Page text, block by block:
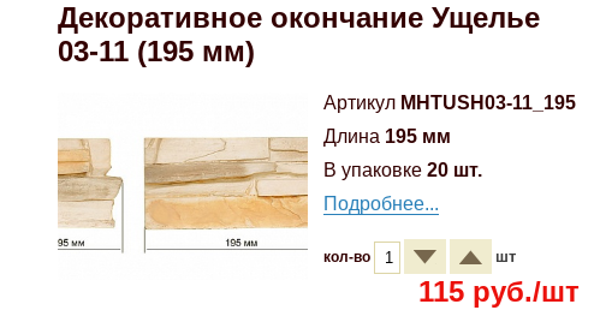
Декоративное окончание Ущелье
03-11 (195 мм)
Артикул MHTUSH03-11_195
Длина 195 мм
В упаковке 20 шт.
Подробнее...
кол-во шт
115 руб./шт